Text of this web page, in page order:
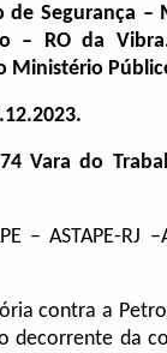
Segurança
– RO da
Ministério
Vara do
– ASTAPE-RJ
contra a
decorrente da